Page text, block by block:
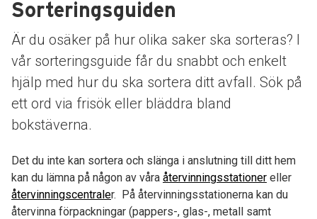
Sorteringsguiden
Är du osäker på hur olika saker ska sorteras? I
vår sorteringsguide får du snabbt och enkelt
hjälp med hur du ska sortera ditt avfall. Sök på
ett ord via frisök eller bläddra bland
bokstäverna.
Det du inte kan sortera och slänga i anslutning till ditt hem
kan du lämna på någon av våra återvinningsstationer eller
återvinningscentraler. På återvinningsstationerna kan du
återvinna förpackningar (pappers-, glas-, metall samt